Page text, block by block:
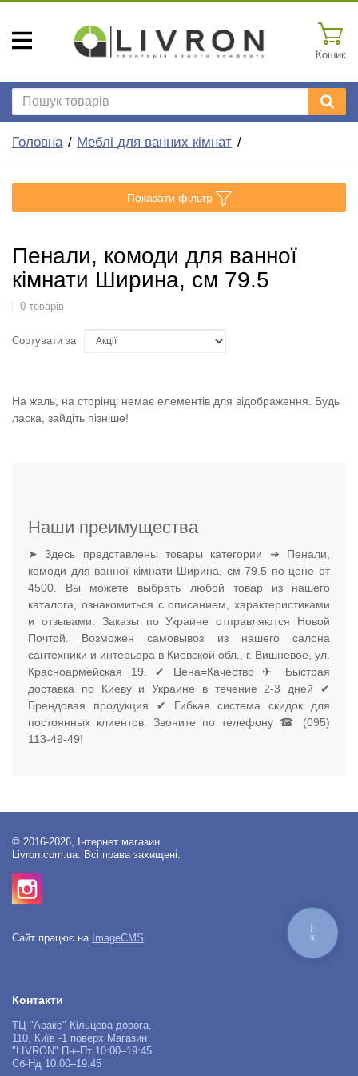
Кошик
Головна Меблі для ванних кімнат
Показати фільтр
Пенали, комоди для ванної
кімнати Ширина, см 79.5
0 товарів
Сортувати за
На жаль, на сторінці немає елементів для відображення. Будь
ласка, зайдіть пізніше!
Наши преимущества
➤ Здесь представлены товары категории ➔ Пенали,
комоди для ванної кімнати Ширина, см 79.5 по цене от
4500. Вы можете выбрать любой товар из нашего
каталога, ознакомиться с описанием, характеристиками
и отзывами. Заказы по Украине отправляются Новой
Почтой. Возможен самовывоз из нашего салона
сантехники и интерьера в Киевской обл., г. Вишневое, ул.
Красноармейская 19. ✔ Цена=Качество ✈ Быстрая
доставка по Киеву и Украине в течение 2-3 дней ✔
Брендовая продукция ✔ Гибкая система скидок для
постоянных клиентов. Звоните по телефону ☎ (095)
113-49-49!
© 2016-2026, Інтернет магазин
Livron.com.ua. Всі права захищені.
Сайт працює на ImageCMS
Контакти
ТЦ "Аракс" Кільцева дорога,
110, Київ -1 поверх Магазин
"LIVRON" Пн–Пт 10:00–19:45
Сб-Нд 10:00–19:45
КНОПКА
ЗВ'ЯЗКУ